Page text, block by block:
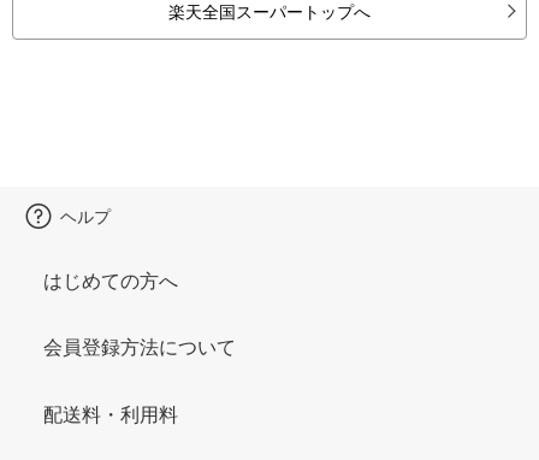
楽天全国スーパートップへ
ヘルプ
はじめての方へ
会員登録方法について
配送料・利用料